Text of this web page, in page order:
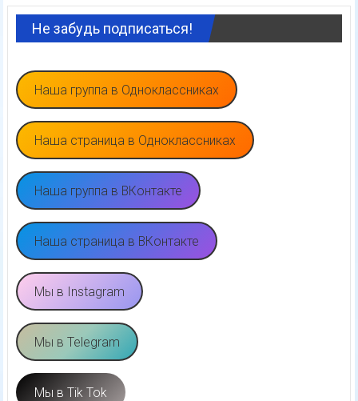
Не забудь подписаться!
Наша группа в Одноклассниках
Наша страница в Одноклассниках
Наша группа в ВКонтакте
Наша страница в ВКонтакте
Мы в Instagram
Мы в Telegram
Мы в Tik Tok